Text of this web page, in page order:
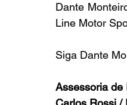
Dante
Line Motor
Siga Dante
Assessoria de